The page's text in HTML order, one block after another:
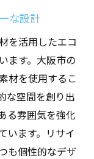
な設計
を活用したエコ
ます。大阪市の
材を使用するこ
な空間を創り出
る雰囲気を強化
います。リサイ
も個性的なデザ